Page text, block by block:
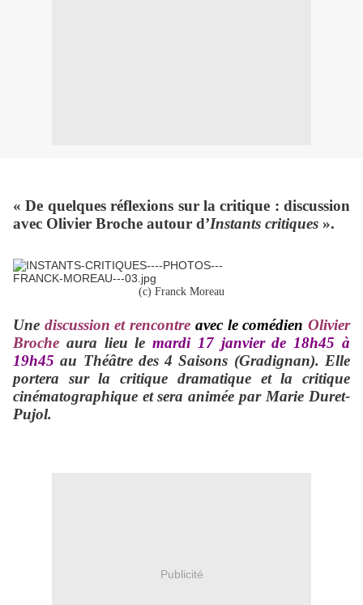
« De quelques réflexions sur la critique : discussion
avec Olivier Broche autour d’Instants critiques ».
(c) Franck Moreau
Une discussion et rencontre avec le comédien Olivier
Broche aura lieu lemardi 17 janvier de 18h45 à
19h45 au Théâtre des 4 Saisons (Gradignan). Elle
portera sur la critique dramatique et la critique
cinématographique et sera animée par Marie Duret-
Pujol.
Publicité